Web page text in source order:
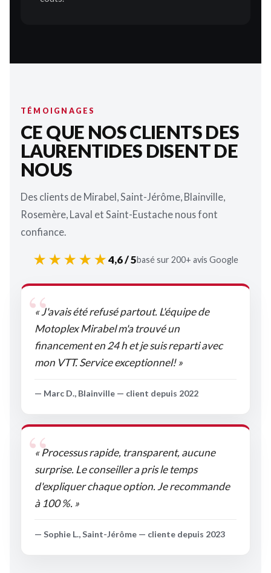
TÉMOIGNAGES
CE QUE NOS CLIENTS DES
LAURENTIDES DISENT DE
NOUS
Des clients de Mirabel, Saint-Jérôme, Blainville,
Rosemère, Laval et Saint-Eustache nous font
confiance.
★★★★★4,6 / 5basé sur 200+ avis Google
« J'avais été refusé partout. L'équipe de
Motoplex Mirabel m'a trouvé un
financement en 24 h et je suis reparti avec
mon VTT. Service exceptionnel! »
— Marc D., Blainville — client depuis 2022
« Processus rapide, transparent, aucune
surprise. Le conseiller a pris le temps
d'expliquer chaque option. Je recommande
à 100 %. »
— Sophie L., Saint-Jérôme — cliente depuis 2023